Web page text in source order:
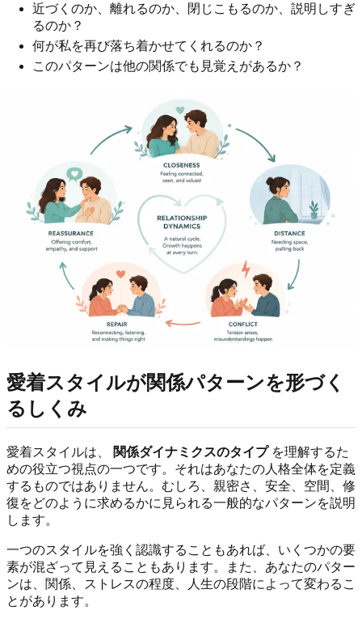
近づくのか、離れるのか、閉じこもるのか、説明しすぎ
るのか？
何が私を再び落ち着かせてくれるのか？
このパターンは他の関係でも見覚えがあるか？
愛着スタイルが関係パターンを形づく
るしくみ
愛着スタイルは、 関係ダイナミクスのタイプを理解するた
めの役立つ視点の一つです。それはあなたの人格全体を定義
するものではありません。むしろ、親密さ、安全、空間、修
復をどのように求めるかに見られる一般的なパターンを説明
します。
一つのスタイルを強く認識することもあれば、いくつかの要
素が混ざって見えることもあります。また、あなたのパター
ンは、関係、ストレスの程度、人生の段階によって変わるこ
とがあります。